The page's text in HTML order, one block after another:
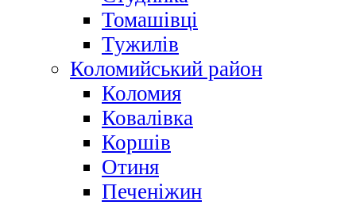
Томашівці
Тужилів
Коломийський район
Коломия
Ковалівка
Коршів
Отиня
Печеніжин